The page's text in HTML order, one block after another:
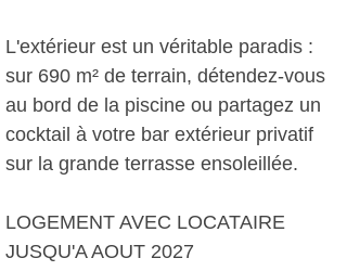
L'extérieur est un véritable paradis :
sur 690 m² de terrain, détendez-vous
au bord de la piscine ou partagez un
cocktail à votre bar extérieur privatif
sur la grande terrasse ensoleillée.
LOGEMENT AVEC LOCATAIRE
JUSQU'A AOUT 2027